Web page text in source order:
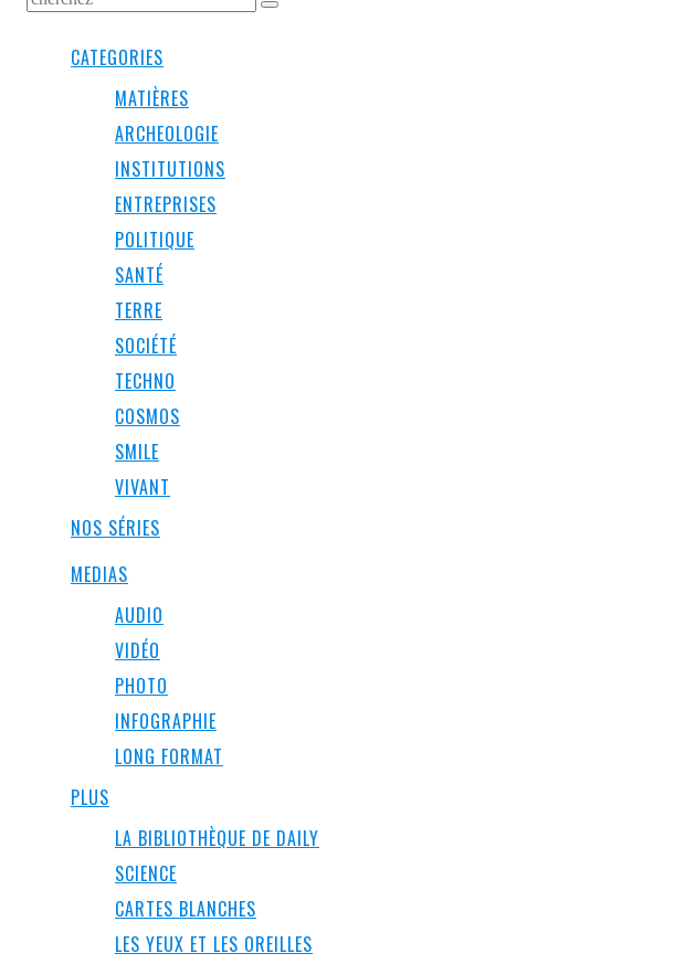
CATEGORIES
MATIÈRES
ARCHEOLOGIE
INSTITUTIONS
ENTREPRISES
POLITIQUE
SANTÉ
TERRE
SOCIÉTÉ
TECHNO
COSMOS
SMILE
VIVANT
NOS SÉRIES
MEDIAS
AUDIO
VIDÉO
PHOTO
INFOGRAPHIE
LONG FORMAT
PLUS
LA BIBLIOTHÈQUE DE DAILY
SCIENCE
CARTES BLANCHES
LES YEUX ET LES OREILLES